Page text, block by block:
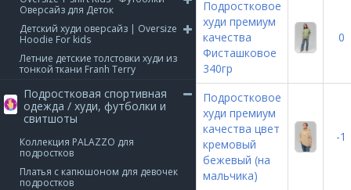
Оверсайз для Деток
Детский худи оверсайз | Oversize
Hoodie For kids
Летние детские толстовки худи из
тонкой ткани Franh Terry
Подростковая спортивная
одежда / худи, футболки и
свитшоты
Коллекция PALAZZO для
подростков
Платья с капюшоном для девочек
подростков
Подростковое
худи премиум
качества
Фисташковое
340гр
0
Подростковое
худи премиум
качества цвет
кремовый
бежевый (на
мальчика)
-1